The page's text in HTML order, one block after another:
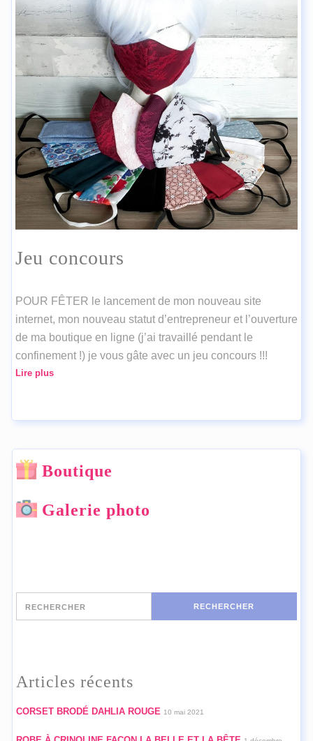
Jeu concours
POUR FÊTER le lancement de mon nouveau site
internet, mon nouveau statut d’entrepreneur et l’ouverture
de ma boutique en ligne (j’ai travaillé pendant le
confinement !) je vous gâte avec un jeu concours !!!
Lire plus
Boutique
Galerie photo
RECHERCHER
Articles récents
CORSET BRODÉ DAHLIA ROUGE 10 mai 2021